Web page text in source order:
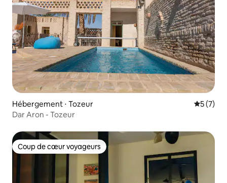
Hébergement ⋅ Tozeur
5 (7)
Dar Aron - Tozeur
Coup de cœur voyageurs
Coup de cœur voyageurs